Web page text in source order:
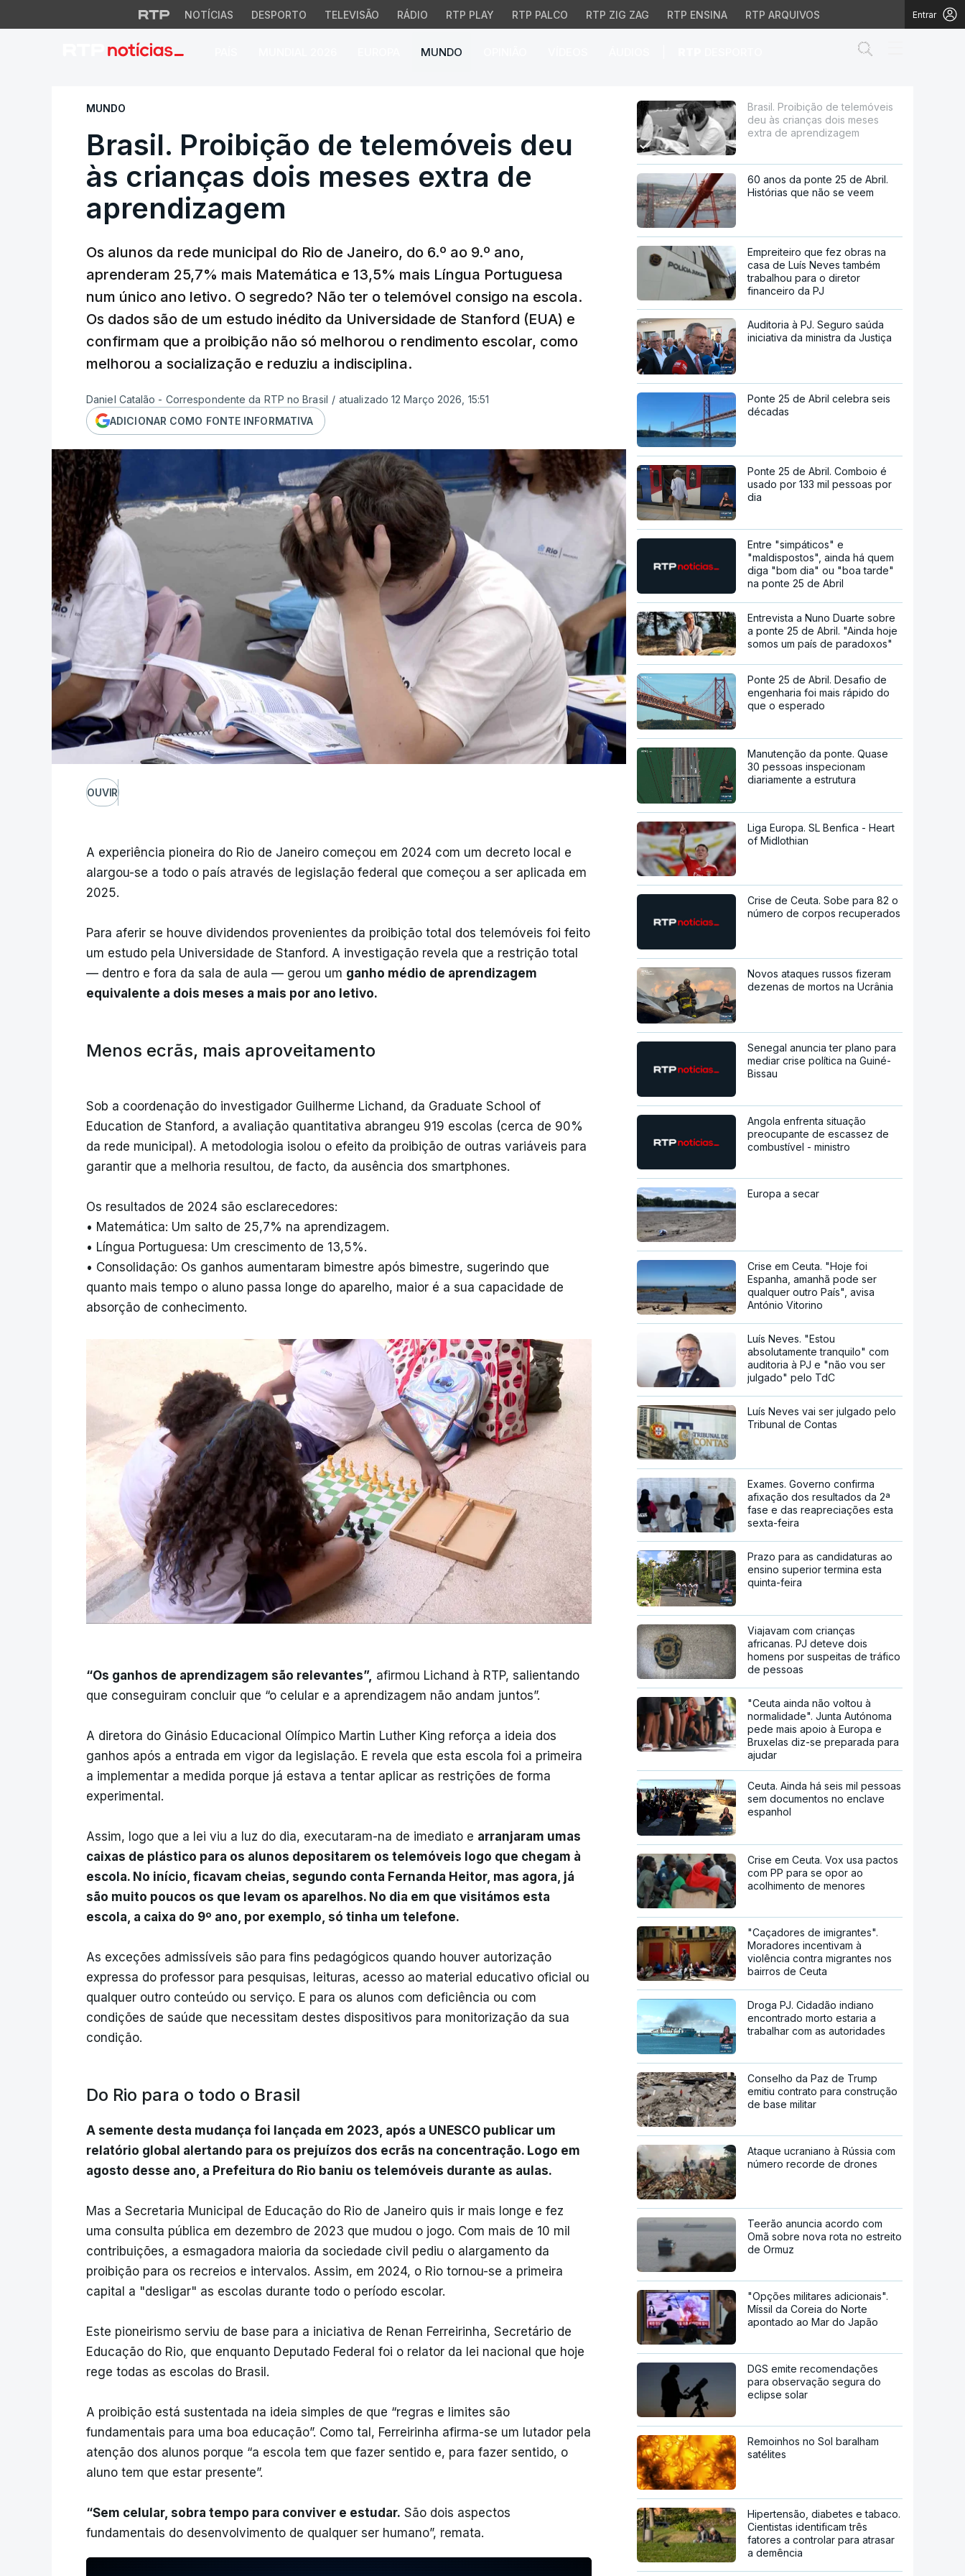
NOTÍCIAS DESPORTO TELEVISÃO RÁDIO RTP PLAY RTP PALCO RTP ZIG ZAG RTP ENSINA RTP ARQUIVOS Entrar
MUNDO
Brasil. Proibição de telemóveis deu às crianças dois meses extra
MUNDO
Brasil. Proibição de telemóveis deu
às crianças dois meses extra de
aprendizagem
Os alunos da rede municipal do Rio de Janeiro, do 6.º ao 9.º ano,
aprenderam 25,7% mais Matemática e 13,5% mais Língua Portuguesa
num único ano letivo. O segredo? Não ter o telemóvel consigo na escola.
Os dados são de um estudo inédito da Universidade de Stanford (EUA) e
confirmam que a proibição não só melhorou o rendimento escolar, como
melhorou a socialização e reduziu a indisciplina.
Daniel Catalão - Correspondente da RTP no Brasil / atualizado 12 Março 2026, 15:51
ADICIONAR COMO FONTE INFORMATIVA
OUVIR
A experiência pioneira do Rio de Janeiro começou em 2024 com um decreto local e
alargou-se a todo o país através de legislação federal que começou a ser aplicada em
2025.
Para aferir se houve dividendos provenientes da proibição total dos telemóveis foi feito
um estudo pela Universidade de Stanford. A investigação revela que a restrição total
— dentro e fora da sala de aula — gerou um ganho médio de aprendizagem
equivalente a dois meses a mais por ano letivo.
Menos ecrãs, mais aproveitamento
Sob a coordenação do investigador Guilherme Lichand, da Graduate School of
Education de Stanford, a avaliação quantitativa abrangeu 919 escolas (cerca de 90%
da rede municipal). A metodologia isolou o efeito da proibição de outras variáveis para
garantir que a melhoria resultou, de facto, da ausência dos smartphones.
Os resultados de 2024 são esclarecedores:
• Matemática: Um salto de 25,7% na aprendizagem.
• Língua Portuguesa: Um crescimento de 13,5%.
• Consolidação: Os ganhos aumentaram bimestre após bimestre, sugerindo que
quanto mais tempo o aluno passa longe do aparelho, maior é a sua capacidade de
absorção de conhecimento.
“Os ganhos de aprendizagem são relevantes”, afirmou Lichand à RTP, salientando
que conseguiram concluir que “o celular e a aprendizagem não andam juntos”.
A diretora do Ginásio Educacional Olímpico Martin Luther King reforça a ideia dos
ganhos após a entrada em vigor da legislação. E revela que esta escola foi a primeira
a implementar a medida porque já estava a tentar aplicar as restrições de forma
experimental.
Assim, logo que a lei viu a luz do dia, executaram-na de imediato e arranjaram umas
caixas de plástico para os alunos depositarem os telemóveis logo que chegam à
escola. No início, ficavam cheias, segundo conta Fernanda Heitor, mas agora, já
são muito poucos os que levam os aparelhos. No dia em que visitámos esta
escola, a caixa do 9º ano, por exemplo, só tinha um telefone.
As exceções admissíveis são para fins pedagógicos quando houver autorização
expressa do professor para pesquisas, leituras, acesso ao material educativo oficial ou
qualquer outro conteúdo ou serviço. E para os alunos com deficiência ou com
condições de saúde que necessitam destes dispositivos para monitorização da sua
condição.
Do Rio para o todo o Brasil
A semente desta mudança foi lançada em 2023, após a UNESCO publicar um
relatório global alertando para os prejuízos dos ecrãs na concentração. Logo em
agosto desse ano, a Prefeitura do Rio baniu os telemóveis durante as aulas.
Mas a Secretaria Municipal de Educação do Rio de Janeiro quis ir mais longe e fez
uma consulta pública em dezembro de 2023 que mudou o jogo. Com mais de 10 mil
contribuições, a esmagadora maioria da sociedade civil pediu o alargamento da
proibição para os recreios e intervalos. Assim, em 2024, o Rio tornou-se a primeira
capital a "desligar" as escolas durante todo o período escolar.
Este pioneirismo serviu de base para a iniciativa de Renan Ferreirinha, Secretário de
Educação do Rio, que enquanto Deputado Federal foi o relator da lei nacional que hoje
rege todas as escolas do Brasil.
A proibição está sustentada na ideia simples de que “regras e limites são
fundamentais para uma boa educação”. Como tal, Ferreirinha afirma-se um lutador pela
atenção dos alunos porque “a escola tem que fazer sentido e, para fazer sentido, o
aluno tem que estar presente”.
“Sem celular, sobra tempo para conviver e estudar. São dois aspectos
fundamentais do desenvolvimento de qualquer ser humano”, remata.
Brasil. Proibição de telemóveis
deu às crianças dois meses
extra de aprendizagem
60 anos da ponte 25 de Abril.
Histórias que não se veem
Empreiteiro que fez obras na
casa de Luís Neves também
trabalhou para o diretor
financeiro da PJ
Auditoria à PJ. Seguro saúda
iniciativa da ministra da Justiça
Ponte 25 de Abril celebra seis
décadas
Ponte 25 de Abril. Comboio é
usado por 133 mil pessoas por
dia
Entre "simpáticos" e
"maldispostos", ainda há quem
diga "bom dia" ou "boa tarde"
na ponte 25 de Abril
Entrevista a Nuno Duarte sobre
a ponte 25 de Abril. "Ainda hoje
somos um país de paradoxos"
Ponte 25 de Abril. Desafio de
engenharia foi mais rápido do
que o esperado
Manutenção da ponte. Quase
30 pessoas inspecionam
diariamente a estrutura
Liga Europa. SL Benfica - Heart
of Midlothian
Crise de Ceuta. Sobe para 82 o
número de corpos recuperados
Novos ataques russos fizeram
dezenas de mortos na Ucrânia
Senegal anuncia ter plano para
mediar crise política na Guiné-
Bissau
Angola enfrenta situação
preocupante de escassez de
combustível - ministro
Europa a secar
Crise em Ceuta. "Hoje foi
Espanha, amanhã pode ser
qualquer outro País", avisa
António Vitorino
Luís Neves. "Estou
absolutamente tranquilo" com
auditoria à PJ e "não vou ser
julgado" pelo TdC
Luís Neves vai ser julgado pelo
Tribunal de Contas
Exames. Governo confirma
afixação dos resultados da 2ª
fase e das reapreciações esta
sexta-feira
Prazo para as candidaturas ao
ensino superior termina esta
quinta-feira
Viajavam com crianças
africanas. PJ deteve dois
homens por suspeitas de tráfico
de pessoas
"Ceuta ainda não voltou à
normalidade". Junta Autónoma
pede mais apoio à Europa e
Bruxelas diz-se preparada para
ajudar
Ceuta. Ainda há seis mil pessoas
sem documentos no enclave
espanhol
Crise em Ceuta. Vox usa pactos
com PP para se opor ao
acolhimento de menores
"Caçadores de imigrantes".
Moradores incentivam à
violência contra migrantes nos
bairros de Ceuta
Droga PJ. Cidadão indiano
encontrado morto estaria a
trabalhar com as autoridades
Conselho da Paz de Trump
emitiu contrato para construção
de base militar
Ataque ucraniano à Rússia com
número recorde de drones
Teerão anuncia acordo com
Omã sobre nova rota no estreito
de Ormuz
"Opções militares adicionais".
Míssil da Coreia do Norte
apontado ao Mar do Japão
DGS emite recomendações
para observação segura do
eclipse solar
Remoinhos no Sol baralham
satélites
Hipertensão, diabetes e tabaco.
Cientistas identificam três
fatores a controlar para atrasar
a demência